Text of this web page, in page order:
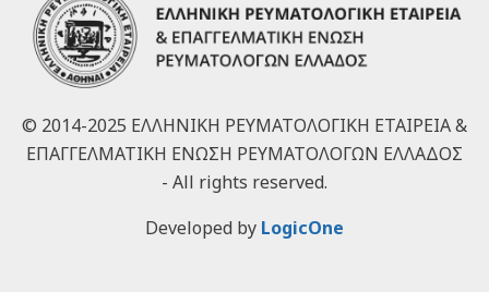
© 2014-2025 ΕΛΛΗΝΙΚΗ ΡΕΥΜΑΤΟΛΟΓΙΚΗ ΕΤΑΙΡΕΙΑ &
ΕΠΑΓΓΕΛΜΑΤΙΚΗ ΕΝΩΣΗ ΡΕΥΜΑΤΟΛΟΓΩΝ ΕΛΛΑΔΟΣ
- All rights reserved.
Developed by LogicOne